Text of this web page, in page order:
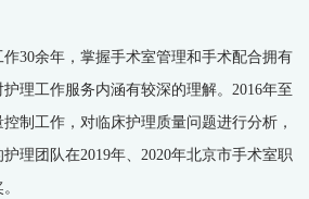
30余年，掌握手术室管理和手术配合拥有
理工作服务内涵有较深的理解。2016年至
制工作，对临床护理质量问题进行分析，
理团队在2019年、2020年北京市手术室职